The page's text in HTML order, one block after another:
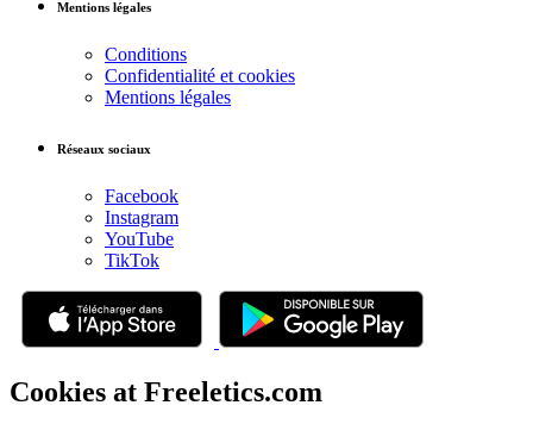
Mentions légales
Conditions
Confidentialité et cookies
Mentions légales
Réseaux sociaux
Facebook
Instagram
YouTube
TikTok
Cookies at Freeletics.com